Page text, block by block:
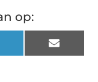
op:
Email